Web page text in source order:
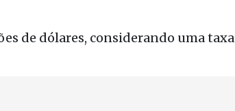
de dólares, considerando uma taxa